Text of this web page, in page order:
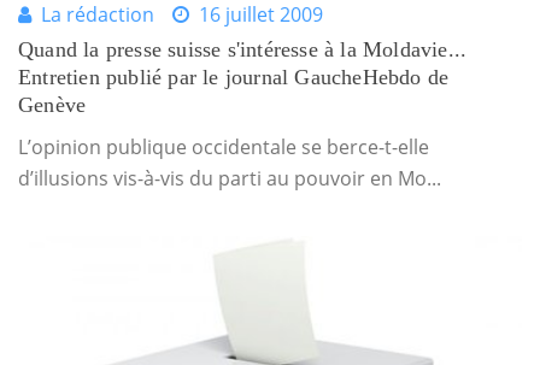
La rédaction 16 juillet 2009
Quand la presse suisse s'intéresse à la Moldavie...
Entretien publié par le journal GaucheHebdo de
Genève
L’opinion publique occidentale se berce-t-elle
d’illusions vis-à-vis du parti au pouvoir en Mo...